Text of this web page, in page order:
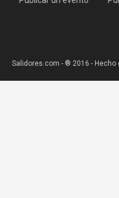
Salidores.com - ® 2016 - Hecho